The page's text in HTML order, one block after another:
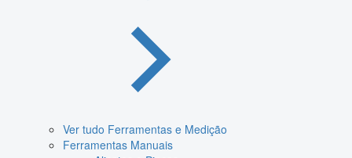
Ver tudo Ferramentas e Medição
Ferramentas Manuais